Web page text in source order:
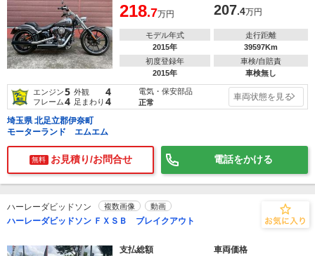
218.7万円 207.4万円
モデル年式
2015年
走行距離
39597Km
初度登録年
2015年
車検/自賠責
車検無し
エンジン5 外観 4
フレーム4 足まわり 4
電気・保安部品
正常
車両状態を見る
埼玉県 北足立郡伊奈町
モーターランド エムエム
無料 お見積り/お問合せ 電話をかける
ハーレーダビッドソン 複数画像 動画
ハーレーダビッドソン ＦＸＳＢ ブレイクアウト
支払総額 車両価格